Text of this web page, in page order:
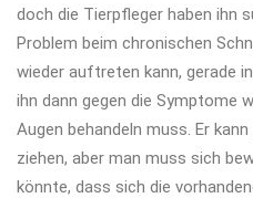
doch die Tierpfleger haben ihn
Problem beim chronischen
wieder auftreten kann, gerade
ihn dann gegen die Symptome
Augen behandeln muss. Er
ziehen, aber man muss sich
könnte, dass sich die